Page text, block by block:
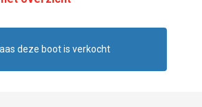
deze boot is verkocht